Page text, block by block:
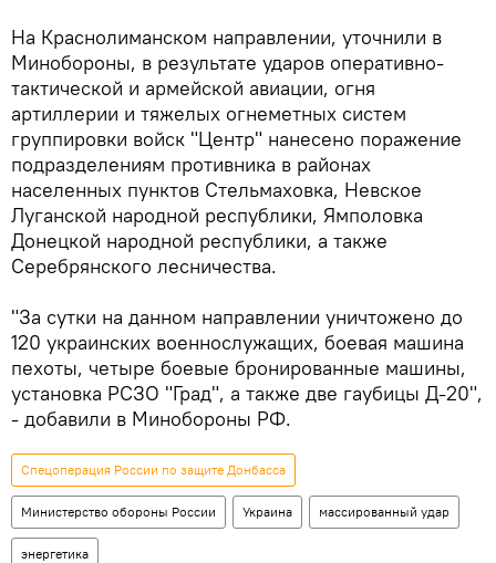
На Краснолиманском направлении, уточнили в
Минобороны, в результате ударов оперативно-
тактической и армейской авиации, огня
артиллерии и тяжелых огнеметных систем
группировки войск "Центр" нанесено поражение
подразделениям противника в районах
населенных пунктов Стельмаховка, Невское
Луганской народной республики, Ямполовка
Донецкой народной республики, а также
Серебрянского лесничества.
"За сутки на данном направлении уничтожено до
120 украинских военнослужащих, боевая машина
пехоты, четыре боевые бронированные машины,
установка РСЗО "Град", а также две гаубицы Д-20",
- добавили в Минобороны РФ.
Спецоперация России по защите Донбасса
Министерство обороны России Украина массированный удар
энергетика